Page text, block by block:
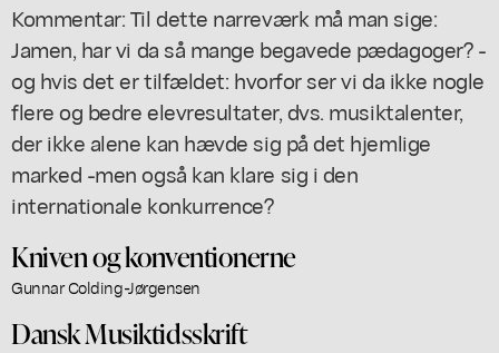
Kommentar: Til dette narreværk må man sige:
Jamen, har vi da så mange begavede pædagoger? -
og hvis det er tilfældet: hvorfor ser vi da ikke nogle
flere og bedre elevresultater, dvs. musiktalenter,
der ikke alene kan hævde sig på det hjemlige
marked -men også kan klare sig i den
internationale konkurrence?
Kniven og konventionerne
Gunnar Colding-Jørgensen
Dansk Musiktidsskrift